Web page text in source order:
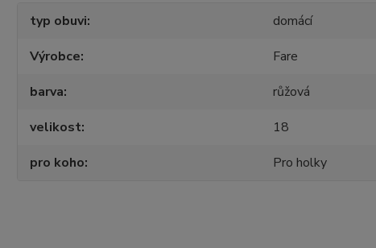
typ obuvi
domácí
Výrobce
Fare
barva
růžová
velikost
18
pro koho
Pro holky